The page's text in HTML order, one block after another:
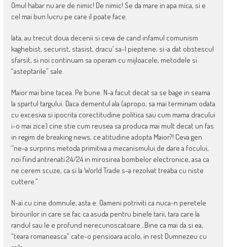
Omul habar nu are de nimic! De nimic! Se da mare in apa mica, si e
cel mai bun lucru pe care il poate face.
Iata, au trecut doua decenii si ceva de cand infamul comunism
kaghebist, securist, stasist, dracu’ sa-l pieptene, si-a dat obstescul
sfarsit, si noi continuam sa operam cu mijloacele, metodele si
“asteptarile” sale.
Maior mai bine tacea. Pe bune. N-a facut decat sa se bage in seama
la spartul targului. Daca dementul ala (apropo, sa mai terminam odata
cu excesiva si ipocrita corectitudine politica sau cum mama dracului
i-o mai zice) cine stie cum reusea sa produca mai mult decat un fas
in regim de breaking news, ce atitudine adopta Maior?! Ceva gen
“ne-a surprins metoda primitiva a mecanismului de dare a focului,
noi fiind antrenati 24/24 in mirosirea bombelor electronice, asa ca
ne cerem scuze, ca si la World Trade s-a rezolvat treaba cu niste
cuttere.”
N-ai cu cine domnule, asta e. Oameni potriviti ca nuca-n peretele
birourilor in care se fac ca asuda pentru binele tarii, tara care la
randul sau le e profund nerecunoscatoare…Bine ca mai da si ea,
“teara romaneasca” cate-o pensioara acolo, in rest Dumnezeu cu